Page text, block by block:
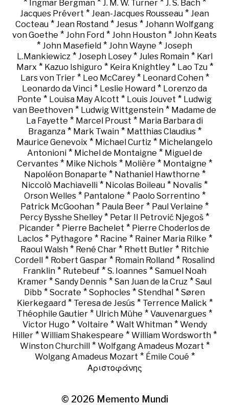
* Ingmar Bergman* J. M. W. Turner* J. S. Bach*
Jacques Prévert * Jean-Jacques Rousseau * Jean
Cocteau * Jean Rostand * Jesus * Johann Wolfgang
von Goethe * John Ford * John Houston * John Keats
* John Masefield * John Wayne * Joseph
L.Mankiewicz* Joseph Losey* Jules Romain* Karl
Marx * Kazuo Ishiguro * Keira Knightley* Lao Tzu*
Lars von Trier* Leo McCarey* Leonard Cohen*
Leonardo da Vinci * Leslie Howard * Lorenzo da
Ponte * Louisa May Alcott * Louis Jouvet * Ludwig
van Beethoven * Ludwig Wittgenstein * Madame de
La Fayette * Marcel Proust * Maria Barbara di
Braganza* Mark Twain* Matthias Claudius*
Maurice Genevoix * Michael Curtiz * Michelangelo
Antonioni* Michel de Montaigne * Miguel de
Cervantes * Mike Nichols * Molière * Montaigne *
Napoléon Bonaparte * Nathaniel Hawthorne *
Niccolò Machiavelli * Nicolas Boileau * Novalis *
Orson Welles* Pantalone * Paolo Sorrentino *
Patrick McGoohan * Paula Beer * Paul Verlaine *
Percy Bysshe Shelley * Petar II Petrović Njegoš *
Picander * Pierre Bachelet * Pierre Choderlos de
Laclos* Pythagore * Racine * Rainer Maria Rilke *
Raoul Walsh* René Char* Rhett Butler* Ritchie
Cordell * Robert Gaspar* Romain Rolland* Rosalind
Franklin* Rutebeuf* S. Ioannes* Samuel Noah
Kramer * Sandy Dennis * San Juan de la Cruz * Saul
Dibb * Socrate * Sophocles * Stendhal * Søren
Kierkegaard* Teresa de Jesús* Terrence Malick *
Théophile Gautier * Ulrich Mühe * Vauvenargues *
Victor Hugo * Voltaire * Walt Whitman* Wendy
Hiller * William Shakespeare * William Wordsworth *
Winston Churchill * Wolfgang Amadeus Mozart *
Wolgang Amadeus Mozart * Émile Coué *
Αριστοφάνης
© 2026 Memento Mundi